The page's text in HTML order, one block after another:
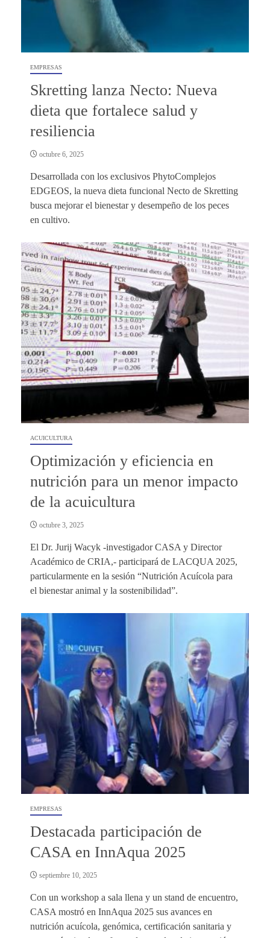
EMPRESAS
Skretting lanza Necto: Nueva
dieta que fortalece salud y
resiliencia
octubre 6, 2025
Desarrollada con los exclusivos PhytoComplejos
EDGEOS, la nueva dieta funcional Necto de Skretting
busca mejorar el bienestar y desempeño de los peces
en cultivo.
ACUICULTURA
Optimización y eficiencia en
nutrición para un menor impacto
de la acuicultura
octubre 3, 2025
El Dr. Jurij Wacyk -investigador CASA y Director
Académico de CRIA,- participará de LACQUA 2025,
particularmente en la sesión “Nutrición Acuícola para
el bienestar animal y la sostenibilidad”.
EMPRESAS
Destacada participación de
CASA en InnAqua 2025
septiembre 10, 2025
Con un workshop a sala llena y un stand de encuentro,
CASA mostró en InnAqua 2025 sus avances en
nutrición acuícola, genómica, certificación sanitaria y